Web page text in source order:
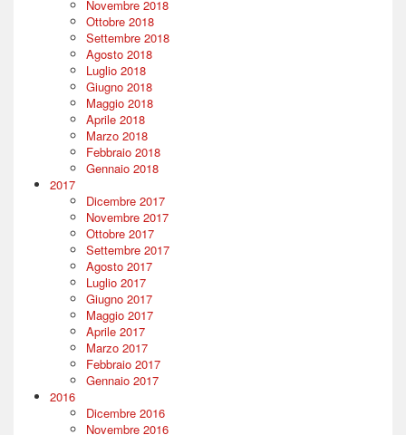
Novembre 2018
Ottobre 2018
Settembre 2018
Agosto 2018
Luglio 2018
Giugno 2018
Maggio 2018
Aprile 2018
Marzo 2018
Febbraio 2018
Gennaio 2018
2017
Dicembre 2017
Novembre 2017
Ottobre 2017
Settembre 2017
Agosto 2017
Luglio 2017
Giugno 2017
Maggio 2017
Aprile 2017
Marzo 2017
Febbraio 2017
Gennaio 2017
2016
Dicembre 2016
Novembre 2016